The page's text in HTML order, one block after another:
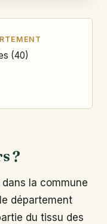
(40)
?
dans la commune
département
du tissu des